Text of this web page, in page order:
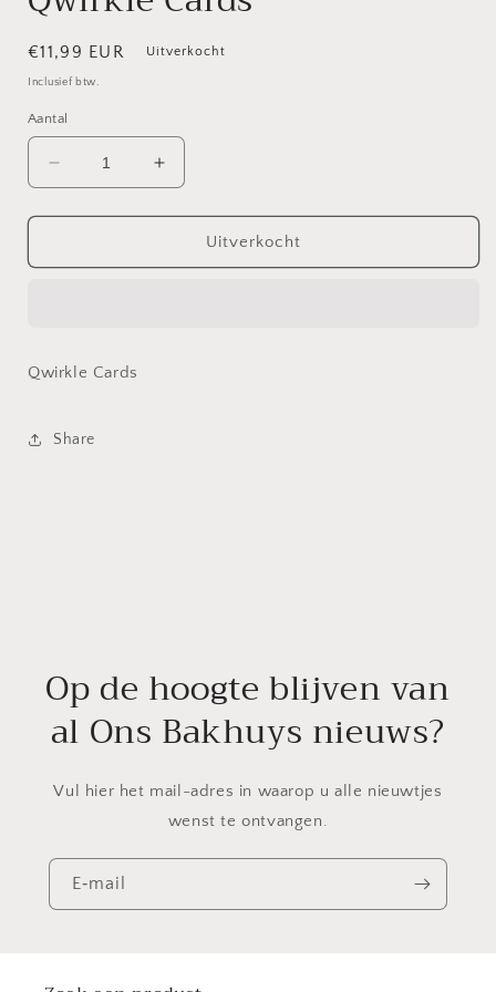
Normale
prijs
€11,99 EUR Uitverkocht
Inclusief btw.
Aantal
Aantal
verlagen
voor
Cards
Aantal
verhogen
voor
Qwirkle
Cards
Uitverkocht
Qwirkle Cards
Share
Op de hoogte blijven van
al Ons Bakhuys nieuws?
Vul hier het mail-adres in waarop u alle nieuwtjes
wenst te ontvangen.
E‑mail